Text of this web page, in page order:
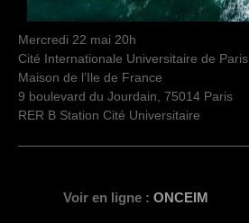
Mercredi 22 mai 20h
Cité Internationale Universitaire de Paris
Maison de l’Ile de France
9 boulevard du Jourdain, 75014 Paris
RER B Station Cité Universitaire
Voir en ligne : ONCEIM